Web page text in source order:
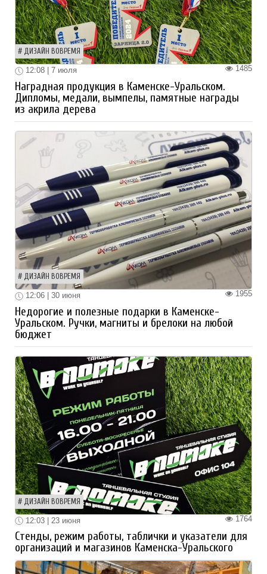
ДИЗАЙН ВОВРЕМЯ
1485
12:08 | 7 июля
Наградная продукция в Каменске-Уральском.
Дипломы, медали, вымпелы, памятные награды
из акрила дерева
ДИЗАЙН ВОВРЕМЯ
1955
12:06 | 30 июня
Недорогие и полезные подарки в Каменске-
Уральском. Ручки, магниты и брелоки на любой
бюджет
ДИЗАЙН ВОВРЕМЯ
1764
12:03 | 23 июня
Стенды, режим работы, таблички и указатели для
организаций и магазинов Каменска-Уральского